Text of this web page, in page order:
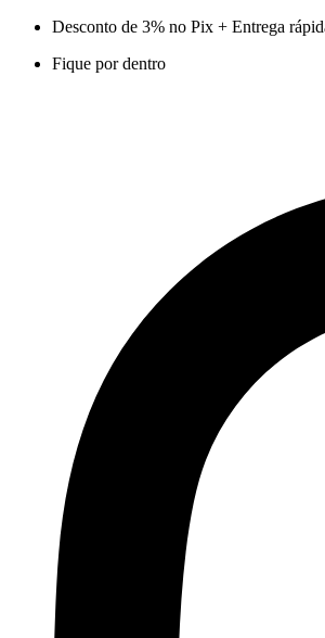
Desconto de 3% no Pix + Entrega
Fique por dentro